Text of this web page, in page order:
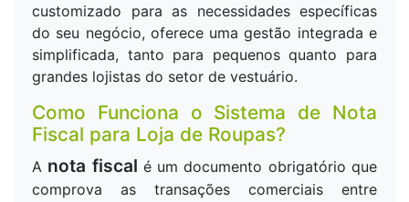
customizado para as necessidades específicas
do seu negócio, oferece uma gestão integrada e
simplificada, tanto para pequenos quanto para
grandes lojistas do setor de vestuário.
Como Funciona o Sistema de Nota
Fiscal para Loja de Roupas?
A nota fiscal é um documento obrigatório que
comprova as transações comerciais entre